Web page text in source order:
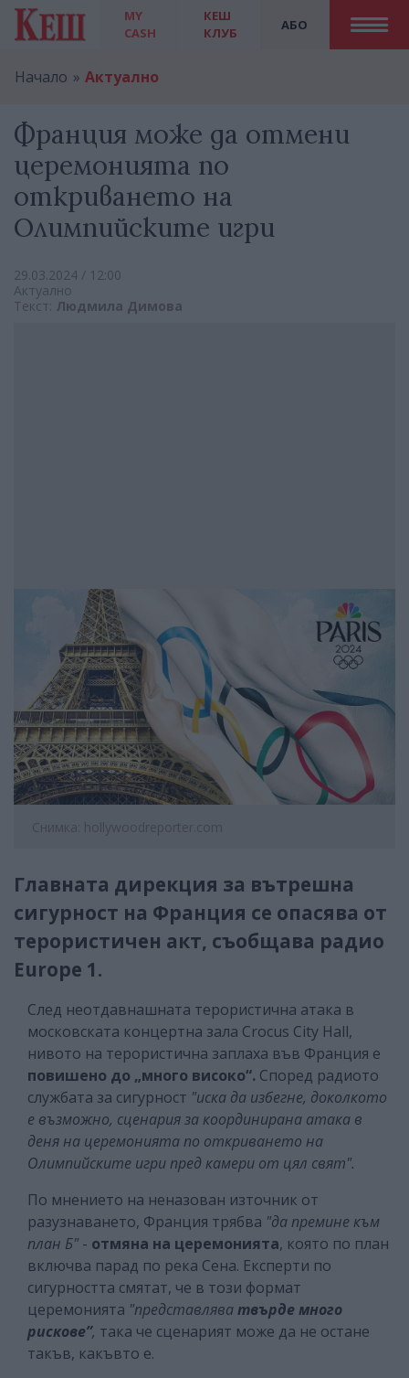
MY
CASH
АБО
КЕШ
КЛУБ
Начало Актуално
Франция може да отмени
церемонията по
откриването на
Олимпийските игри
29.03.2024 / 12:00
Актуално
Текст: Людмила Димова
Снимка: hollywoodreporter.com
Главната дирекция за вътрешна
сигурност на Франция се опасява от
терористичен акт, съобщава радио
Europe 1.
След неотдавнашната терористична атака в
московската концертна зала Crocus City Hall,
нивото на терористична заплаха във Франция е
повишено до „много високо“. Според радиото
службата за сигурност "иска да избегне, доколкото
е възможно, сценария за координирана атака в
деня на церемонията по откриването на
Олимпийските игри пред камери от цял ​​свят".
По мнението на неназован източник от
разузнаването, Франция трябва "да премине към
план Б" - отмяна на церемонията, която по план
включва парад по река Сена. Експерти по
сигурността смятат, че в този формат
церемонията "представляватвърде много
рискове”, така че сценарият може да не остане
такъв, какъвто е.